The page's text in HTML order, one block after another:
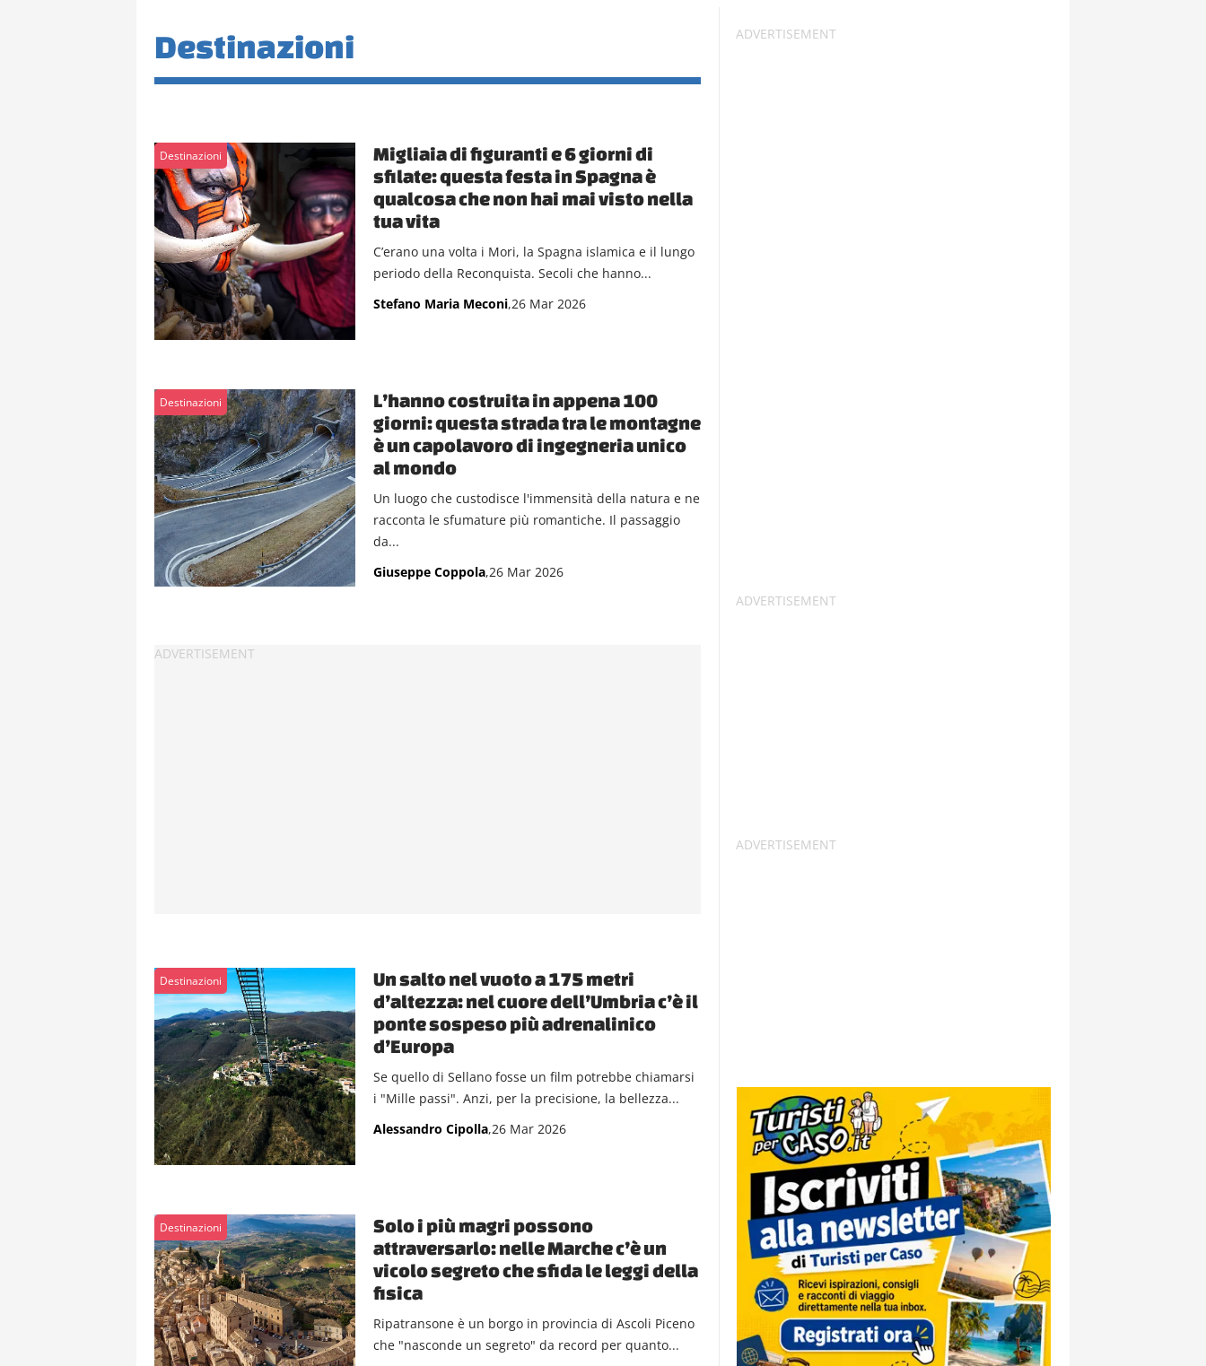
Destinazioni
Destinazioni
Migliaia di figuranti e 6 giorni di
sfilate: questa festa in Spagna è
qualcosa che non hai mai visto nella
tua vita
C’erano una volta i Mori, la Spagna islamica e il lungo
periodo della Reconquista. Secoli che hanno...
Stefano Maria Meconi,26 Mar 2026
Destinazioni
L’hanno costruita in appena 100
giorni: questa strada tra le montagne
è un capolavoro di ingegneria unico
al mondo
Un luogo che custodisce l'immensità della natura e ne
racconta le sfumature più romantiche. Il passaggio
da...
Giuseppe Coppola,26 Mar 2026
Destinazioni
Un salto nel vuoto a 175 metri
d’altezza: nel cuore dell’Umbria c’è il
ponte sospeso più adrenalinico
d’Europa
Se quello di Sellano fosse un film potrebbe chiamarsi
i "Mille passi". Anzi, per la precisione, la bellezza...
Alessandro Cipolla,26 Mar 2026
Destinazioni
Solo i più magri possono
attraversarlo: nelle Marche c’è un
vicolo segreto che sfida le leggi della
fisica
Ripatransone è un borgo in provincia di Ascoli Piceno
che "nasconde un segreto" da record per quanto...